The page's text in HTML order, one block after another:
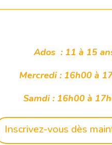
Ados : 11 à 15
Mercredi : 16h00 à
Samdi : 16h00 à
Inscrivez-vous dès